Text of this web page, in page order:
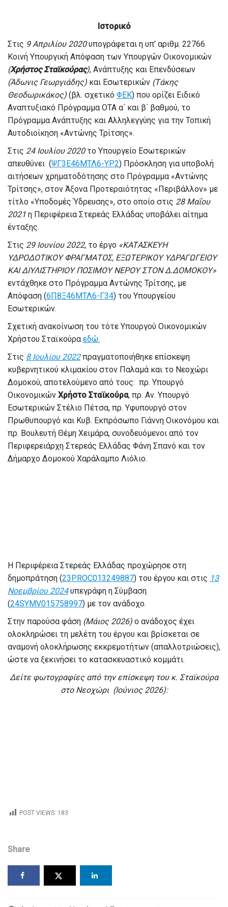
Ιστορικό
Στις 9 Απριλίου 2020υπογράφεται η υπ’ αριθμ. 22766
Κοινή Υπουργική Απόφαση των Υπουργών Οικονομικών
(Χρήστος Σταϊκούρας), Ανάπτυξης και Επενδύσεων
(Άδωνις Γεωργιάδης) και Εσωτερικών (Τάκης
Θεοδωρικάκος) (βλ. σχετικό ΦΕΚ) που ορίζει Ειδικό
Αναπτυξιακό Πρόγραμμα ΟΤΑ α΄ και β΄ βαθμού, το
Πρόγραμμα Ανάπτυξης και Αλληλεγγύης για την Τοπική
Αυτοδιοίκηση «Αντώνης Τρίτσης».
Στις 24 Ιουλίου 2020το Υπουργείο Εσωτερικών
απευθύνει (ΨΓ3Ε46ΜΤΛ6-ΥΡ2) Πρόσκληση για υποβολή
αιτήσεων χρηματοδότησης στο Πρόγραμμα «Αντώνης
Τρίτσης», στον Άξονα Προτεραιότητας «Περιβάλλον» με
τίτλο «Υποδομές Ύδρευσης», στο οποίο στις 28 Μαΐου
2021 η Περιφέρεια Στερεάς Ελλάδας υποβάλει αίτημα
ένταξης.
Στις 29 Ιουνίου 2022, το έργο «KATΑΣΚΕΥΗ
ΥΔΡΟΔΟΤΙΚΟΥ ΦΡΑΓΜΑΤΟΣ, ΕΞΩΤΕΡΙΚΟΥ ΥΔΡΑΓΩΓΕΙΟΥ
ΚΑΙ ΔΙΥΛΙΣΤΗΡΙΟΥ ΠΟΣΙΜΟΥ ΝΕΡΟΥ ΣΤΟΝ Δ.ΔΟΜΟΚΟΥ»
εντάχθηκε στο Πρόγραμμα Αντώνης Τρίτσης, με
Απόφαση (6Π8Ξ46ΜΤΛ6-Γ34) του Υπουργείου
Εσωτερικών.
Σχετική ανακοίνωση του τότε Υπουργού Οικονομικών
Χρήστου Σταϊκούρα εδώ.
Στις 8 Ιουλίου 2022πραγματοποιήθηκε επίσκεψη
κυβερνητικού κλιμακίου στον Παλαμά και το Νεοχώρι
Δομοκού, αποτελούμενο από τους: πρ. Υπουργό
Οικονομικών Χρήστο Σταϊκούρα, πρ. Αν. Υπουργό
Εσωτερικών Στέλιο Πέτσα, πρ. Υφυπουργό στον
Πρωθυπουργό και Κυβ. Εκπρόσωπο Γιάννη Οικονόμου και
πρ. Βουλευτή Θέμη Χειμάρα, συνοδευόμενοι από τον
Περιφερειάρχη Στερεάς Ελλάδας Φάνη Σπανό και τον
Δήμαρχο Δομοκού Χαράλαμπο Λιόλιο.
Η Περιφέρεια Στερεάς Ελλάδας προχώρησε στη
δημοπράτηση (23PROC013249887) του έργου και στις 13
Νοεμβρίου 2024υπεγράφη η Σύμβαση
(24SYMV015758997) με τον ανάδοχο.
Στην παρούσα φάση (Μάιος 2026) ο ανάδοχος έχει
ολοκληρώσει τη μελέτη του έργου και βρίσκεται σε
αναμονή ολοκλήρωσης εκκρεμοτήτων (απαλλοτριώσεις),
ώστε να ξεκινήσει το κατασκευαστικό κομμάτι.
Δείτε φωτογραφίες από την επίσκεψη του κ. Σταϊκούρα
στο Νεοχώρι (Ιούνιος 2026):
POST VIEWS: 183
Share